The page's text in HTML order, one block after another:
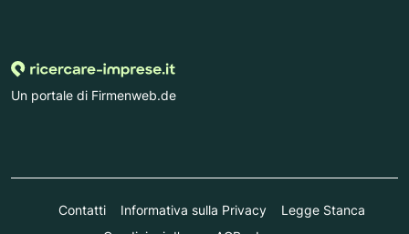
Un portale di Firmenweb.de
Contatti Informativa sulla Privacy
Legge Stanca